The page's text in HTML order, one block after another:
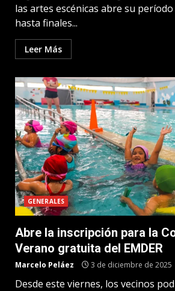
las artes escénicas abre su
hasta finales...
Leer Más
GENERALES
Abre la inscripción para la
Verano gratuita del EMDER
Marcelo Peláez 3 de diciembre de 2025
Desde este viernes, los vecinos